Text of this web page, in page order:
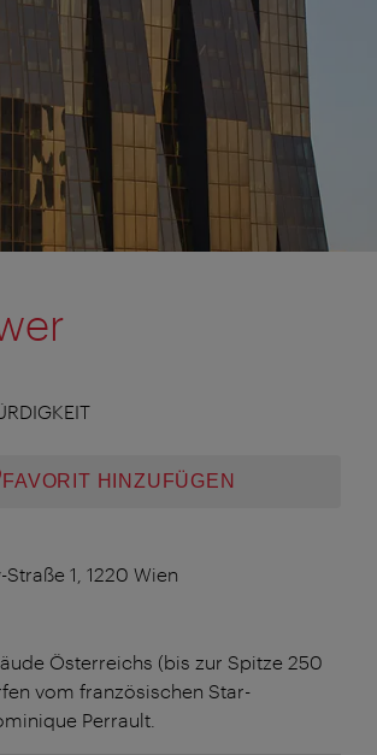
FAVORIT HINZUFÜGEN
1, 1220 Wien
Österreichs (bis zur Spitze 250
vom französischen Star-
Perrault.